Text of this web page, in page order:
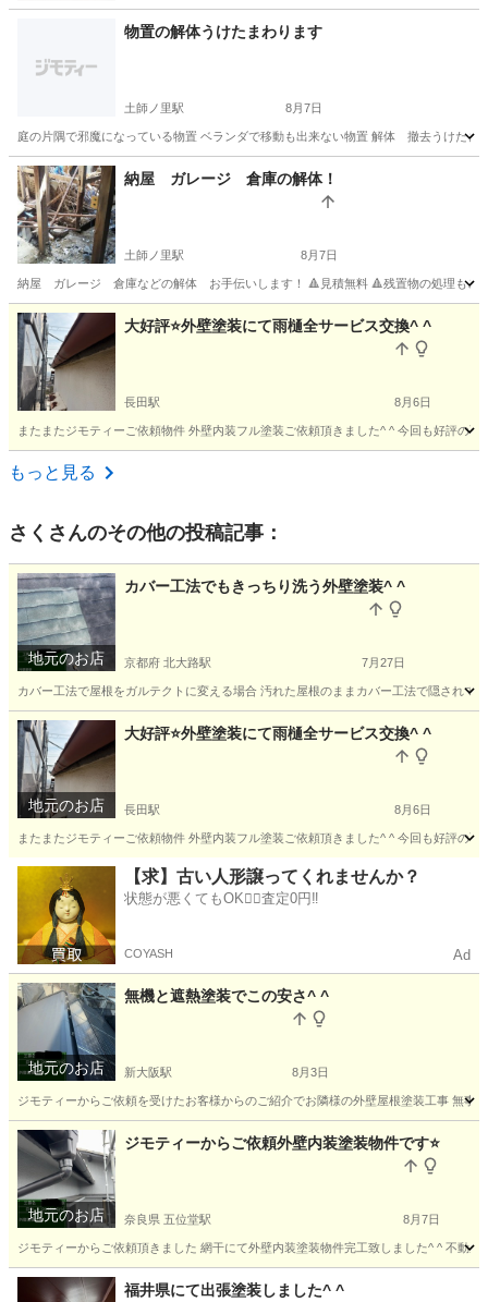
物置の解体うけたまわります
土師ノ里駅 8月7日
庭の片隅で邪魔になっている物置 ベランダで移動も出来ない物置 解体 撤去うけたま
大阪 藤井寺市 土師ノ里駅 その他
納屋 ガレージ 倉庫の解体！
土師ノ里駅 8月7日
納屋 ガレージ 倉庫などの解体 お手伝いします！ 🔺見積無料 🔺残置物の処理も
大阪 藤井寺市 土師ノ里駅 その他 ガレージ
大好評⭐️外壁塗装にて雨樋全サービス交換^ ^
長田駅 8月6日
またまたジモティーご依頼物件 外壁内装フル塗装ご依頼頂きました^ ^ 今回も好評の
大阪 東大阪市
もっと見る
さく さんのその他の投稿記事：
地元のお店
カバー工法でもきっちり洗う外壁塗装^ ^
京都府 北大路駅 7月27日
カバー工法で屋根をガルテクトに変える場合 汚れた屋根のままカバー工法で隠され
京都 京都市 北大路駅 その他 外壁
地元のお店
大好評⭐️外壁塗装にて雨樋全サービス交換^ ^
長田駅 8月6日
またまたジモティーご依頼物件 外壁内装フル塗装ご依頼頂きました^ ^ 今回も好評の
長田駅 その他
【求】古い人形譲ってくれませんか？
状態が悪くてもOK🙆‍♀️査定0円‼️
COYASH Ad
地元のお店
無機と遮熱塗装でこの安さ^ ^
新大阪駅 8月3日
ジモティーからご依頼を受けたお客様からのご紹介でお隣様の外壁屋根塗装工事 無
大阪 大阪市 その他 無料
地元のお店
ジモティーからご依頼外壁内装塗装物件です⭐️
奈良県 五位堂駅 8月7日
ジモティーからご依頼頂きました 網干にて外壁内装塗装物件完工致しました^ ^ 不動
奈良 香芝市 五位堂駅 リフォーム
福井県にて出張塗装しました^ ^